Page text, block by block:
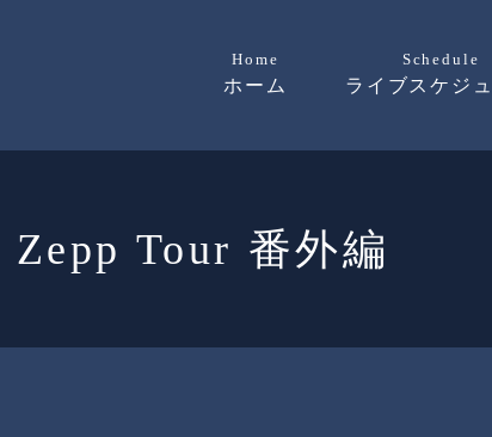
Home
ホーム
Schedule
ライブスケジ
Zepp Tour 番外編